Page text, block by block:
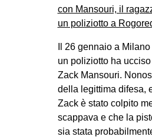
Il 26 gennaio a
un poliziotto ha
Zack Mansouri.
della legittima difesa,
Zack è stato colpito
scappava e che la
sia stata